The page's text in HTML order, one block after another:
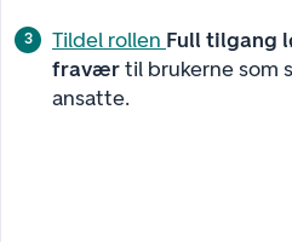
Tildel rollen Full tilgang
fraværtil brukerne som
ansatte.